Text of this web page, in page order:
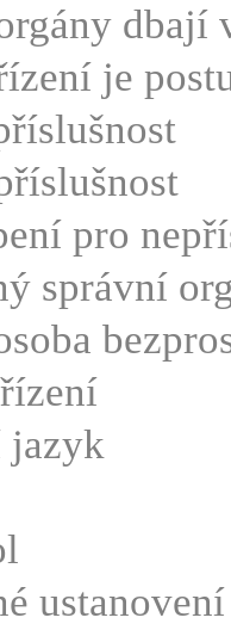
dbají
je
pro
správní
jazyk